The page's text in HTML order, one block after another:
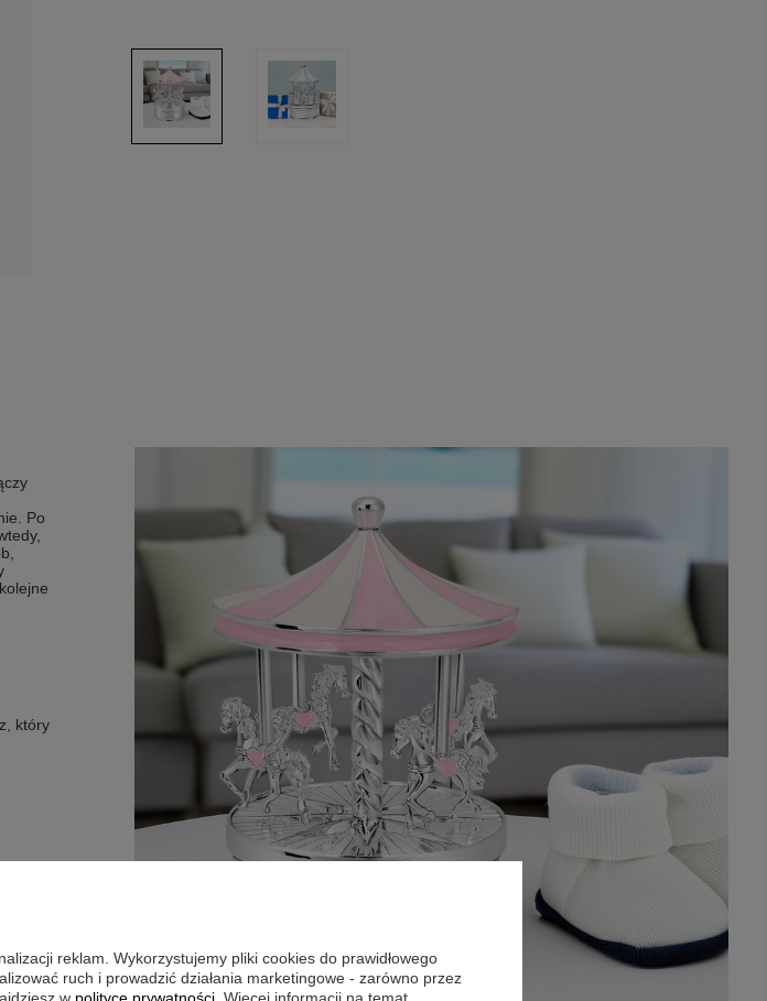
Po
który
i
reklam. Wykorzystujemy pliki cookies do prawidłowego
ruch i prowadzić działania marketingowe - zarówno przez